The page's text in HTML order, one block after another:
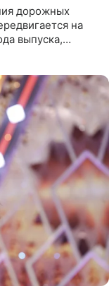
дорожных
на
выпуска,